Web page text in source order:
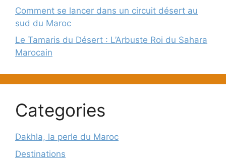
Comment se lancer dans un circuit désert au
sud du Maroc
Le Tamaris du Désert : L’Arbuste Roi du Sahara
Marocain
Categories
Dakhla, la perle du Maroc
Destinations